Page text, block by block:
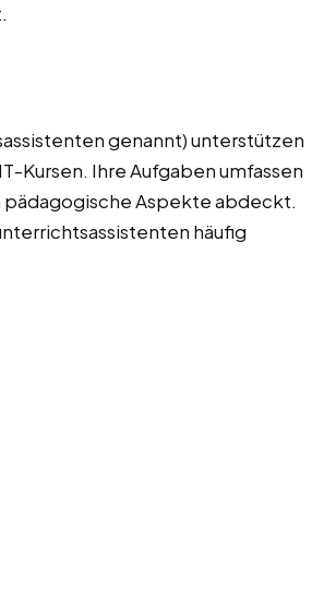
genannt) unterstützen
Kursen. Ihre Aufgaben umfassen
pädagogische Aspekte abdeckt.
häufig